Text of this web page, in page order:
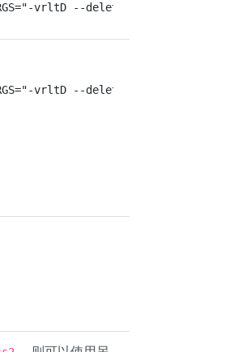
vrltD --delete --stats --
vrltD --delete --stats --